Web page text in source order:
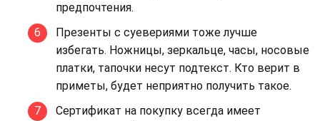
предпочтения.
Презенты с суевериями тоже лучше
избегать. Ножницы, зеркальце, часы, носовые
платки, тапочки несут подтекст. Кто верит в
приметы, будет неприятно получить такое.
Сертификат на покупку всегда имеет